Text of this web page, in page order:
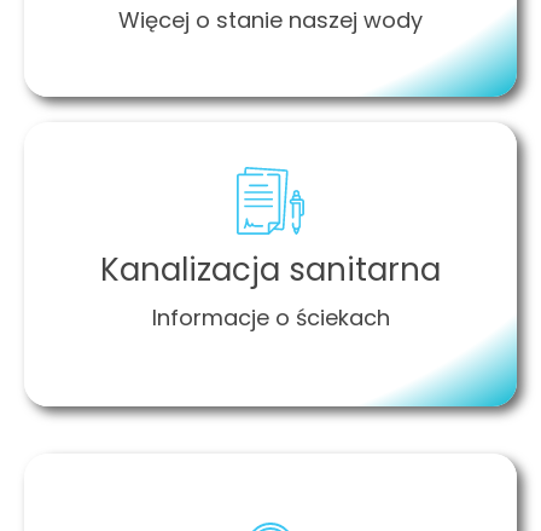
Więcej o stanie naszej wody
Kanalizacja sanitarna
Informacje o ściekach